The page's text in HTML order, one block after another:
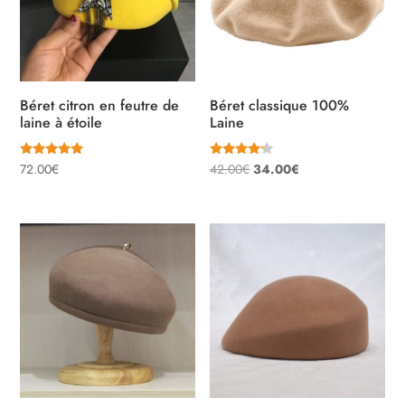
Béret citron en feutre de
laine à étoile
Note
5.00
72.00€
Béret classique 100%
Laine
Note
4.00
42.00€ Le
34.00€